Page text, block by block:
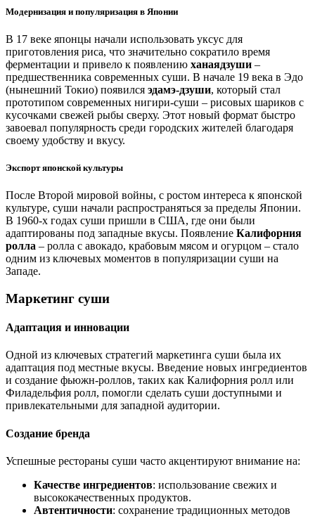
Модернизация и популяризация в Японии
В 17 веке японцы начали использовать уксус для
приготовления риса, что значительно сократило время
ферментации и привело к появлению ханаядзуши –
предшественника современных суши. В начале 19 века в Эдо
(нынешний Токио) появился эдамэ-дзуши, который стал
прототипом современных нигири-суши – рисовых шариков с
кусочками свежей рыбы сверху. Этот новый формат быстро
завоевал популярность среди городских жителей благодаря
своему удобству и вкусу.
Экспорт японской культуры
После Второй мировой войны, с ростом интереса к японской
культуре, суши начали распространяться за пределы Японии.
В 1960-х годах суши пришли в США, где они были
адаптированы под западные вкусы. Появление Калифорния
ролла – ролла с авокадо, крабовым мясом и огурцом – стало
одним из ключевых моментов в популяризации суши на
Западе.
Маркетинг суши
Адаптация и инновации
Одной из ключевых стратегий маркетинга суши была их
адаптация под местные вкусы. Введение новых ингредиентов
и создание фьюжн-роллов, таких как Калифорния ролл или
Филадельфия ролл, помогли сделать суши доступными и
привлекательными для западной аудитории.
Создание бренда
Успешные рестораны суши часто акцентируют внимание на:
Качестве ингредиентов: использование свежих и
высококачественных продуктов.
Автентичности: сохранение традиционных методов